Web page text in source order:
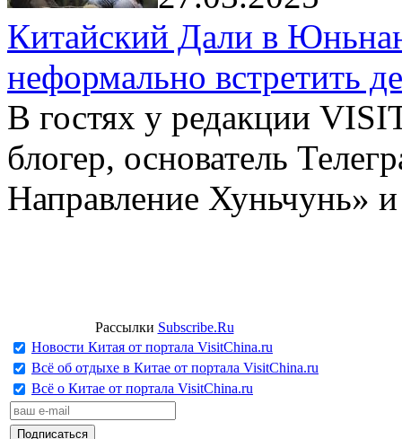
Китайский Дали в
неформально встретить
В гостях у редакции
блогер, основатель
Направление Хуньчунь»
Рассылки Subscribe.Ru
Новости Китая от портала VisitChina.ru
Всё об отдыхе в Китае от портала VisitChina.ru
Всё о Китае от портала VisitChina.ru